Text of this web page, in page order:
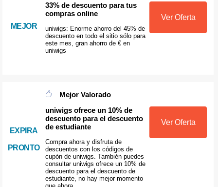
MEJOR
33% de descuento para tus
compras online
uniwigs: Enorme ahorro del 45% de
descuento en todo el sitio sólo para
este mes, gran ahorro de € en
uniwigs
Ver Oferta
EXPIRA
PRONTO
Mejor Valorado
uniwigs ofrece un 10% de
descuento para el descuento
de estudiante
Compra ahora y disfruta de
descuentos con los códigos de
cupón de uniwigs. También puedes
consultar uniwigs ofrece un 10% de
descuento para el descuento de
estudiante, no hay mejor momento
Ver Oferta